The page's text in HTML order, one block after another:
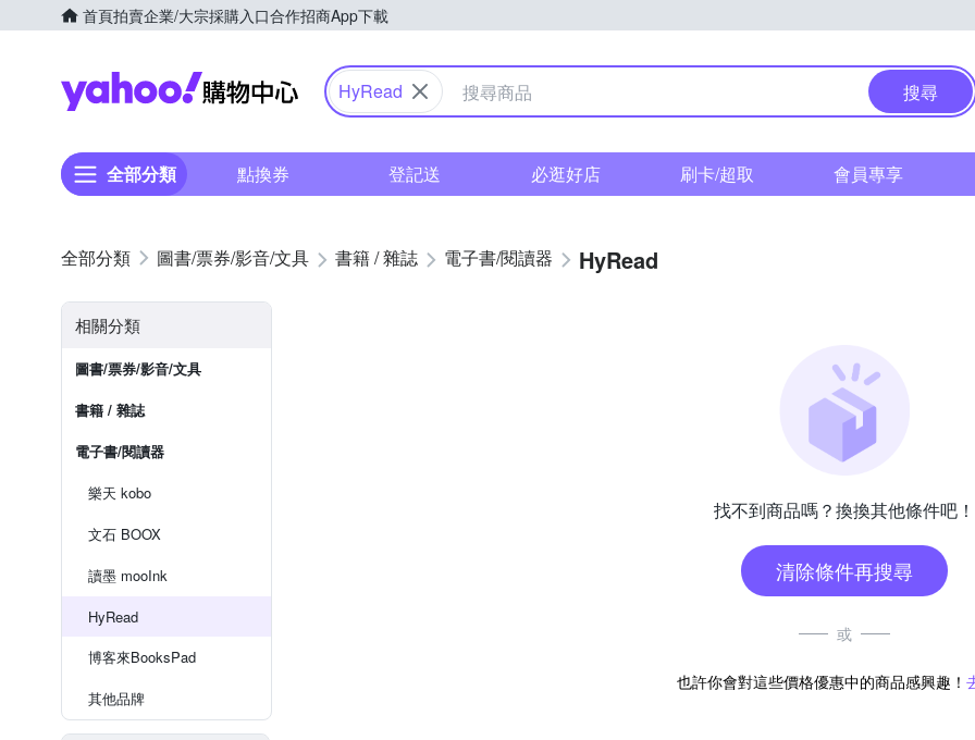
首頁拍賣企業/大宗採購入口合作招商App下載
Yahoo購物中心
HyRead 搜尋
全部分類 點換券 登記送 必逛好店 刷卡/超取 會員專享
圖書/票券/影音/文具 書籍 / 雜誌 電子書/閱讀器 HyRead
相關分類
圖書/票券/影音/文具
書籍 / 雜誌
電子書/閱讀器
樂天 kobo
文石 BOOX
讀墨 mooInk
HyRead
博客來BooksPad
其他品牌
找不到商品嗎？換換其他條件吧！
清除條件再搜尋
或
也許你會對這些價格優惠中的商品感興趣！